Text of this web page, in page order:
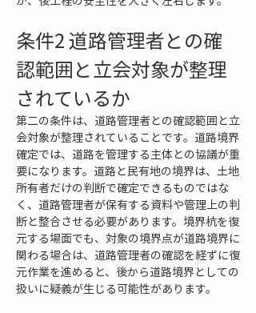
条件2 道路管理者との確
認範囲と立会対象が整理
されているか
第二の条件は、道路管理者との確認範囲と立
会対象が整理されていることです。道路境界
確定では、道路を管理する主体との協議が重
要になります。道路と民有地の境界は、土地
所有者だけの判断で確定できるものではな
く、道路管理者が保有する資料や管理上の判
断と整合させる必要があります。境界杭を復
元する場面でも、対象の境界点が道路境界に
関わる場合は、道路管理者の確認を経ずに復
元作業を進めると、後から道路境界としての
扱いに疑義が生じる可能性があります。